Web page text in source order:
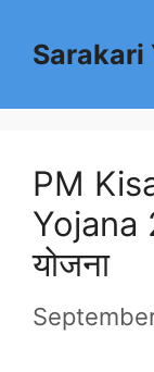
Sarakari
PM
Yojana
योजना